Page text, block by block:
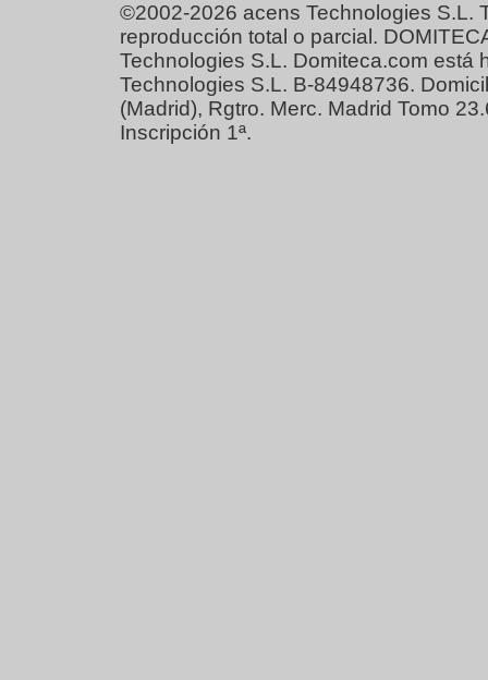
©2002-2026 acens Technologies S.L.
reproducción total o parcial.
Technologies S.L. Domiteca.com
Technologies S.L. B-84948736.
(Madrid), Rgtro. Merc. Madrid Tomo
Inscripción 1ª.